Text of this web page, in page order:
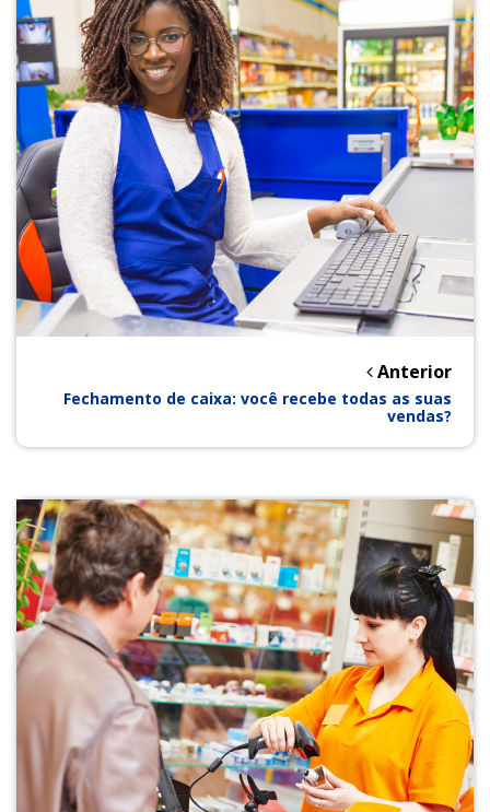
Anterior
Fechamento de caixa: você recebe todas as suas
vendas?